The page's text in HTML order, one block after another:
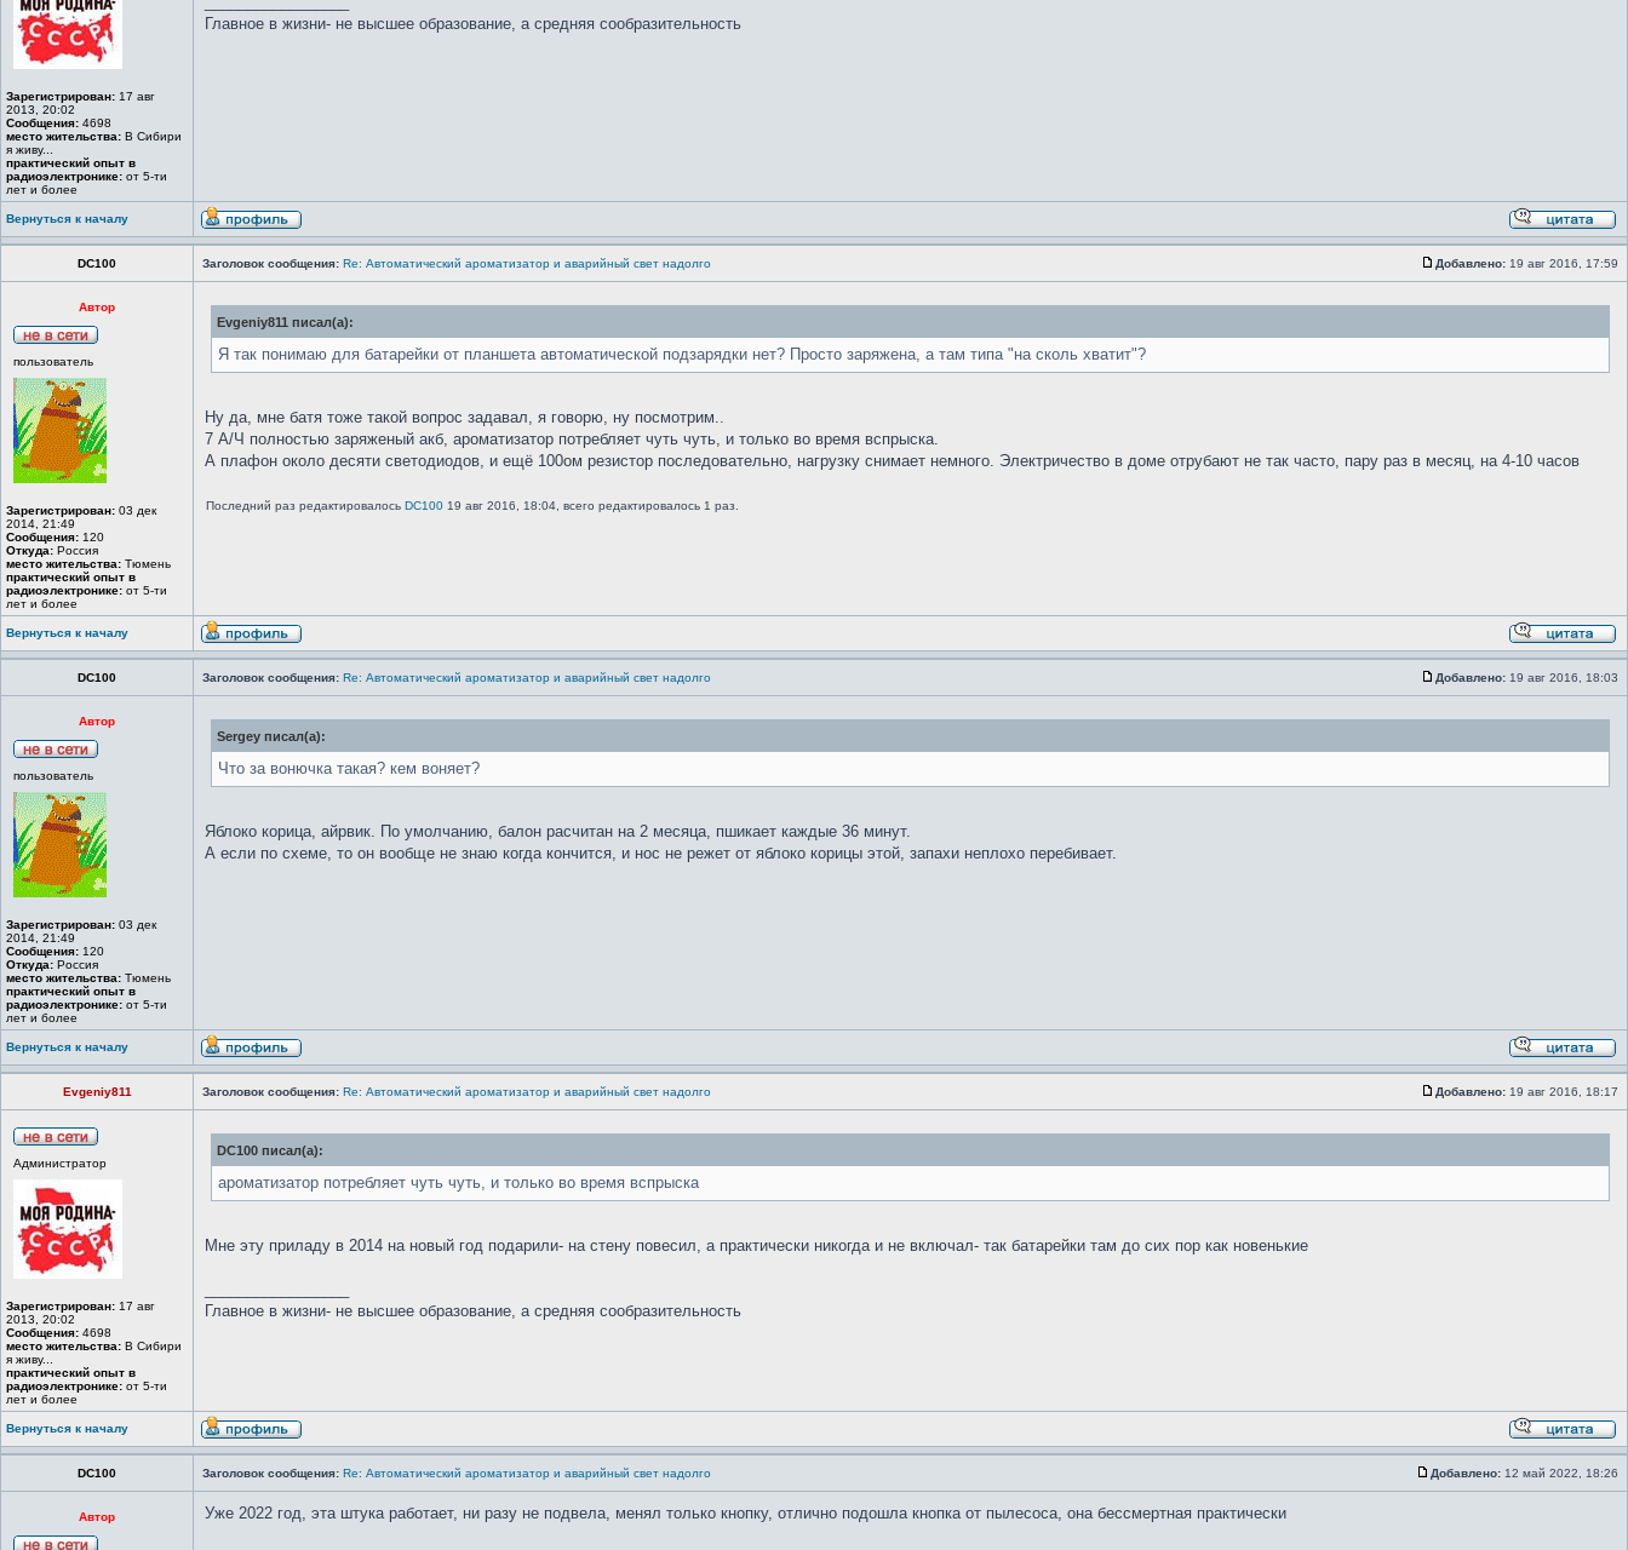
Зарегистрирован: 17 авг
2013, 20:02
Сообщения: 4698
место жительства: В Сибири
я живу...
практический опыт в
радиоэлектронике: от 5-ти
лет и более
Главное в жизни- не высшее образование, а средняя сообразительность
Вернуться к началу
DC100 Заголовок сообщения: Re: Автоматический ароматизатор и аварийный свет надолго Добавлено: 19 авг 2016, 17:59
Автор
пользователь
Зарегистрирован: 03 дек
2014, 21:49
Сообщения: 120
Откуда: Россия
место жительства: Тюмень
практический опыт в
радиоэлектронике: от 5-ти
лет и более
Evgeniy811 писал(а):
Я так понимаю для батарейки от планшета автоматической подзарядки нет? Просто заряжена, а там типа "на сколь хватит"?
Ну да, мне батя тоже такой вопрос задавал, я говорю, ну посмотрим..
7 А/Ч полностью заряженый акб, ароматизатор потребляет чуть чуть, и только во время вспрыска.
А плафон около десяти светодиодов, и ещё 100ом резистор последовательно, нагрузку снимает немного. Электричество в доме отрубают не так часто, пару раз в месяц, на 4-10 часов
Последний раз редактировалось DC100 19 авг 2016, 18:04, всего редактировалось 1 раз.
Вернуться к началу
DC100 Заголовок сообщения: Re: Автоматический ароматизатор и аварийный свет надолго Добавлено: 19 авг 2016, 18:03
Автор
пользователь
Зарегистрирован: 03 дек
2014, 21:49
Сообщения: 120
Откуда: Россия
место жительства: Тюмень
практический опыт в
радиоэлектронике: от 5-ти
лет и более
Sergey писал(а):
Что за вонючка такая? кем воняет?
Яблоко корица, айрвик. По умолчанию, балон расчитан на 2 месяца, пшикает каждые 36 минут.
А если по схеме, то он вообще не знаю когда кончится, и нос не режет от яблоко корицы этой, запахи неплохо перебивает.
Вернуться к началу
Evgeniy811 Заголовок сообщения: Re: Автоматический ароматизатор и аварийный свет надолго Добавлено: 19 авг 2016, 18:17
Администратор
Зарегистрирован: 17 авг
2013, 20:02
Сообщения: 4698
место жительства: В Сибири
я живу...
практический опыт в
радиоэлектронике: от 5-ти
лет и более
DC100 писал(а):
ароматизатор потребляет чуть чуть, и только во время вспрыска
Мне эту приладу в 2014 на новый год подарили- на стену повесил, а практически никогда и не включал- так батарейки там до сих пор как новенькие
Главное в жизни- не высшее образование, а средняя сообразительность
Вернуться к началу
DC100 Заголовок сообщения: Re: Автоматический ароматизатор и аварийный свет надолго Добавлено: 12 май 2022, 18:26
Автор Уже 2022 год, эта штука работает, ни разу не подвела, менял только кнопку, отлично подошла кнопка от пылесоса, она бессмертная практически